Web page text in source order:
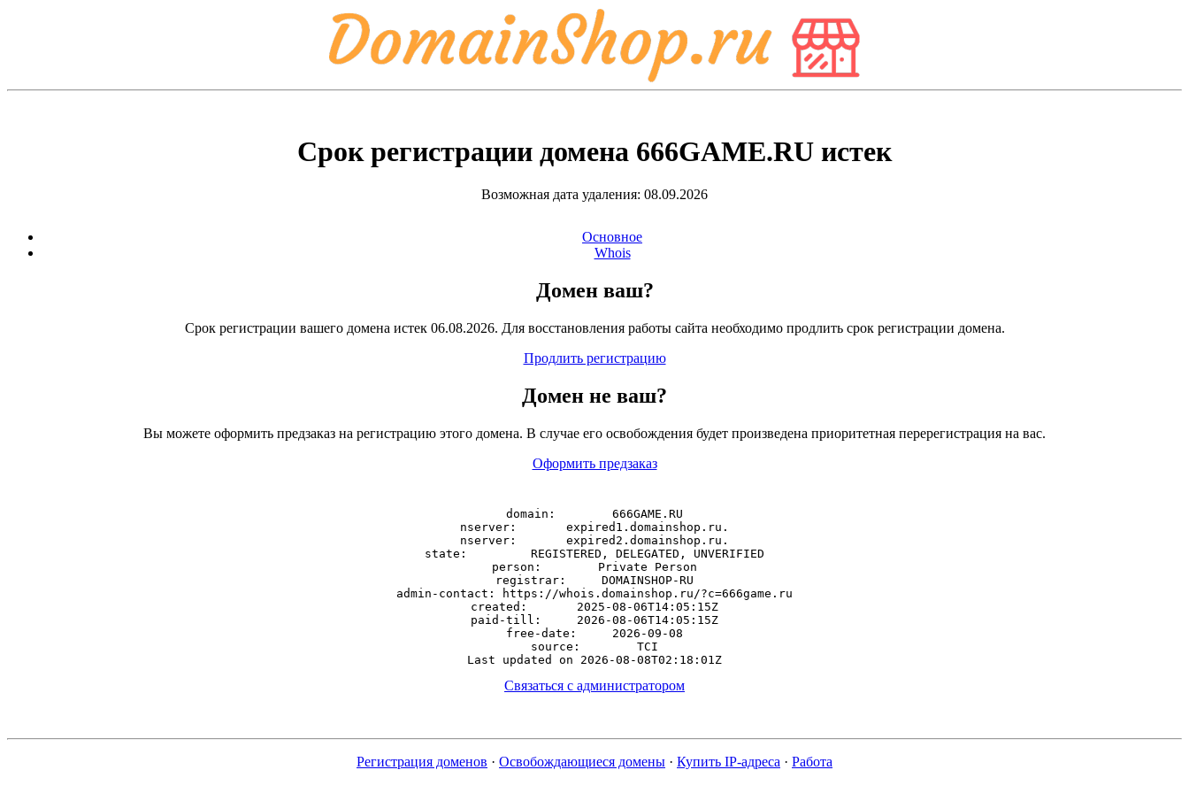
Срок регистрации домена 666GAME.RU истек
Возможная дата удаления: 08.09.2026
Основное
Whois
Домен ваш?
Срок регистрации вашего домена истек 06.08.2026. Для восстановления работы сайта необходимо продлить срок регистрации домена.
Продлить регистрацию
Домен не ваш?
Вы можете оформить предзаказ на регистрацию этого домена. В случае его освобождения будет произведена приоритетная перерегистрация на вас.
Оформить предзаказ
domain:        666GAME.RU
nserver:       expired1.domainshop.ru.
nserver:       expired2.domainshop.ru.
state:         REGISTERED, DELEGATED, UNVERIFIED
person:        Private Person
registrar:     DOMAINSHOP-RU
admin-contact: https://whois.domainshop.ru/?c=666game.ru
created:       2025-08-06T14:05:15Z
paid-till:     2026-08-06T14:05:15Z
free-date:     2026-09-08
source:        TCI
Связаться с администратором
Регистрация доменов · Освобождающиеся домены · Купить IP-адреса · Работа